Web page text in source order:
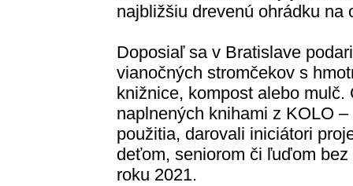
najbližšiu drevenú ohrádku na
Doposiaľ sa v Bratislave
vianočných stromčekov s
knižnice, kompost alebo
naplnených knihami z KOLO
použitia, darovali iniciátori
deťom, seniorom či ľuďom
roku 2021.